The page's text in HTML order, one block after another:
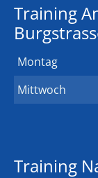
Training
Montag
Mittwoch
Training